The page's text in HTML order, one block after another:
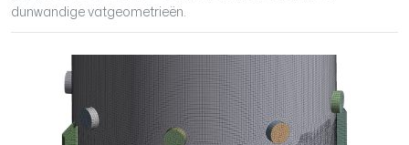
dunwandige vatgeometrieën.